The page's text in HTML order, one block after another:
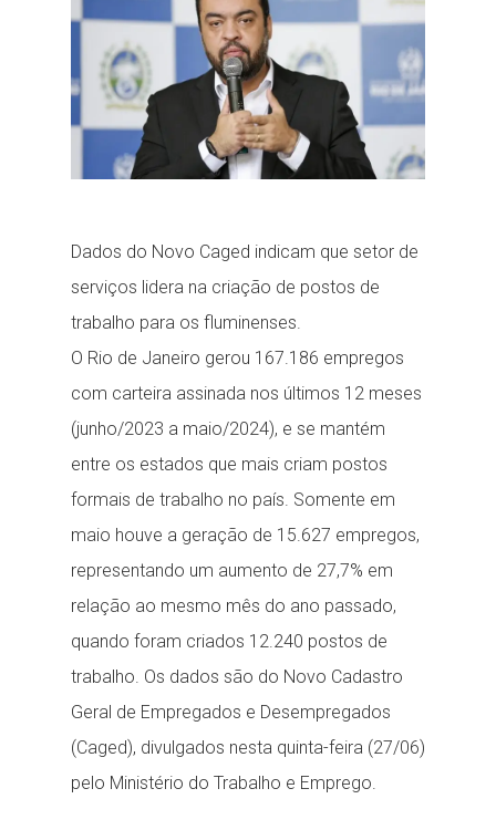
Dados do Novo Caged indicam que setor de
serviços lidera na criação de postos de
trabalho para os fluminenses.
O Rio de Janeiro gerou 167.186 empregos
com carteira assinada nos últimos 12 meses
(junho/2023 a maio/2024), e se mantém
entre os estados que mais criam postos
formais de trabalho no país. Somente em
maio houve a geração de 15.627 empregos,
representando um aumento de 27,7% em
relação ao mesmo mês do ano passado,
quando foram criados 12.240 postos de
trabalho. Os dados são do Novo Cadastro
Geral de Empregados e Desempregados
(Caged), divulgados nesta quinta-feira (27/06)
pelo Ministério do Trabalho e Emprego.